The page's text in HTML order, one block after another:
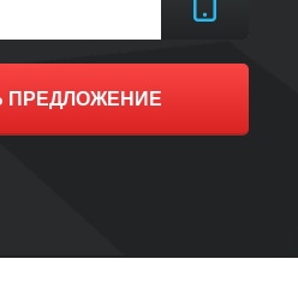
ПРЕДЛОЖЕНИЕ